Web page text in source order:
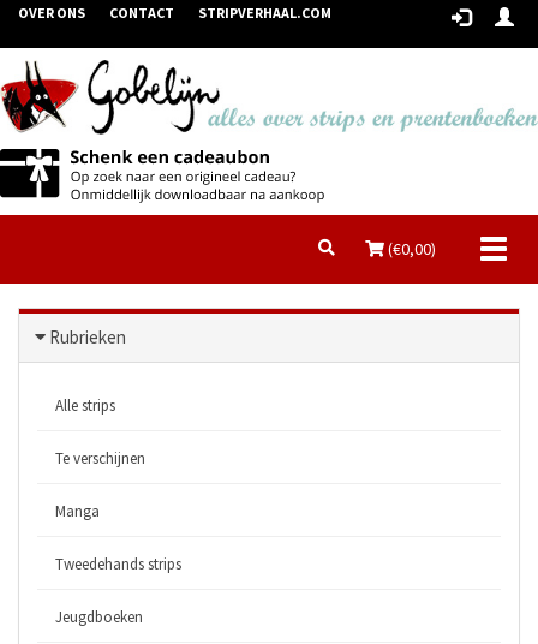
OVER ONS CONTACT STRIPVERHAAL.COM
(€0,00)
Rubrieken
Alle strips
Te verschijnen
Manga
Tweedehands strips
Jeugdboeken